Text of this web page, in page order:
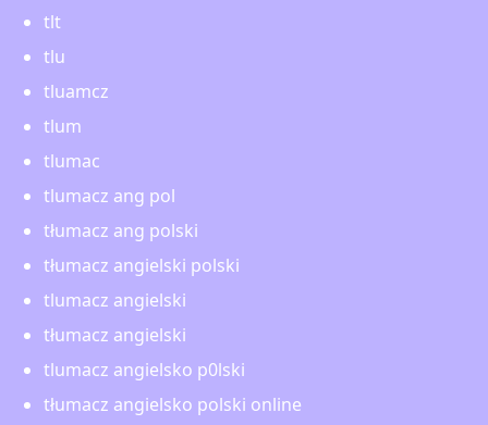
tlt
tlu
tluamcz
tlum
tlumac
tlumacz ang pol
tłumacz ang polski
tłumacz angielski polski
tlumacz angielski
tłumacz angielski
tlumacz angielsko p0lski
tłumacz angielsko polski online